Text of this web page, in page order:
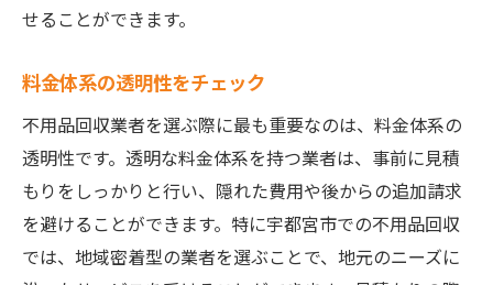
せることができます。
料金体系の透明性をチェック
不用品回収業者を選ぶ際に最も重要なのは、料金体系の
透明性です。透明な料金体系を持つ業者は、事前に見積
もりをしっかりと行い、隠れた費用や後からの追加請求
を避けることができます。特に宇都宮市での不用品回収
では、地域密着型の業者を選ぶことで、地元のニーズに